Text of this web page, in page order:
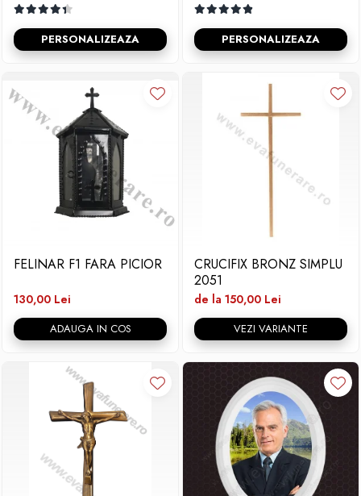
PERSONALIZEAZA PERSONALIZEAZA
FELINAR F1 FARA PICIOR
130,00 Lei
ADAUGA IN COS
CRUCIFIX BRONZ SIMPLU
2051
de la 150,00 Lei
VEZI VARIANTE